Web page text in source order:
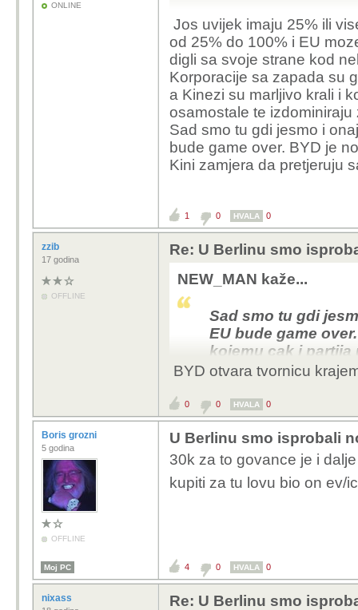
ONLINE
EU je nabila
Kinezi imaju
hibridima.
Svojevremeno je
automobile, ali vi
Jos uvijek imaju 25% ili
od 25% do 100% i EU
digli sa svoje strane kod
Korporacije sa zapada su
a Kinezi su marljivo krali i
osamostale te izdominiraju
Sad smo tu gdi jesmo i
bude game over. BYD je
Kini zamjera da pretjeruju
1 0 HVALA 0
zzib
17 godina
OFFLINE
Re: U Berlinu smo
NEW_MAN kaže...
Sad smo tu gdi
EU bude game
kojemu cak i partija
cijenama.
BYD otvara tvornicu
0 0 HVALA 0
Boris grozni
5 godina
OFFLINE
U Berlinu smo isprobali
30k za to govance je i
kupiti za tu lovu bio on ev/
Moj PC 4 0 HVALA 0
nixass
Re: U Berlinu smo